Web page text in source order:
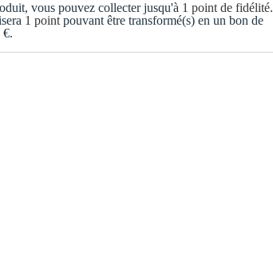
vous pouvez collecter jusqu'à 1 point de fidélité.
1 point pouvant être transformé(s) en un bon de
€.